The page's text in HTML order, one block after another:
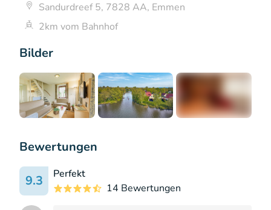
Bilder
Bewertungen
9.3
Perfekt
14 Bewertungen
Sandurdreef 5, 7828 AA, Emmen
2km vom Bahnhof